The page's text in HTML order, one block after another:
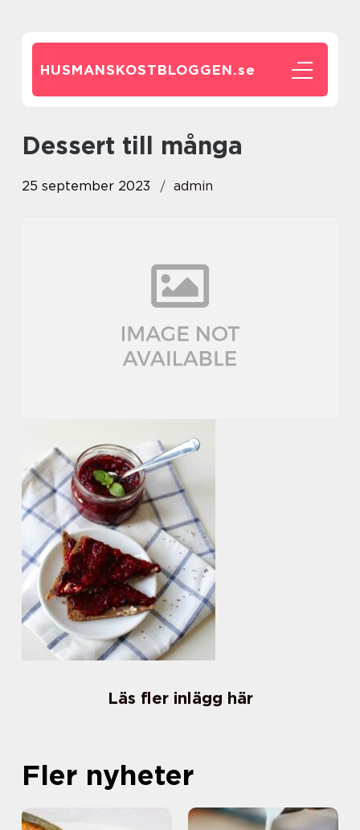
HUSMANSKOSTBLOGGEN.se
dessert till många
25 september 2023 admin
Läs fler inlägg här
Fler nyheter